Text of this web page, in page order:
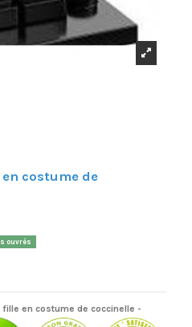
en costume de
ouvrés
fille en costume de coccinelle -